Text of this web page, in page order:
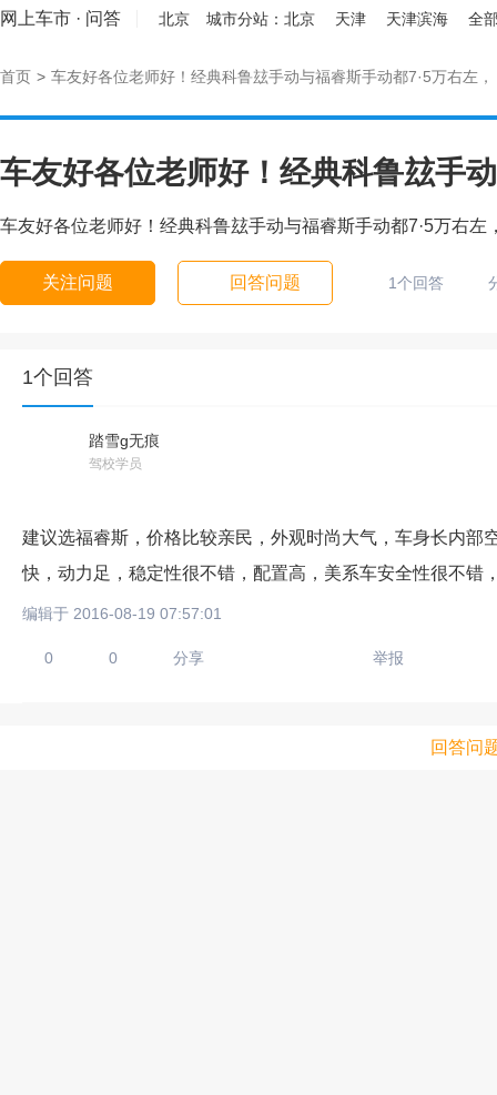
网上车市 · 问答 北京 城市分站： 北京 天津 天津滨海 全
首页 > 车友好各位老师好！经典科鲁玆手动与福睿斯手动都7·5万右左，
车友好各位老师好！经典科鲁玆手
车友好各位老师好！经典科鲁玆手动与福睿斯手动都7·5万右左
关注问题 回答问题 1个回答
1个回答
踏雪g无痕
驾校学员
建议选福睿斯，价格比较亲民，外观时尚大气，车身长内
快，动力足，稳定性很不错，配置高，美系车安全性很不错
编辑于 2016-08-19 07:57:01
0 0 分享 举报
回答问